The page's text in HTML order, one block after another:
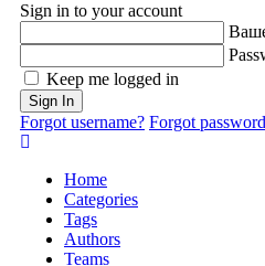
Sign in to your account
Keep me logged in
Sign In
Forgot username? Forgot
Home
Categories
Tags
Authors
Teams